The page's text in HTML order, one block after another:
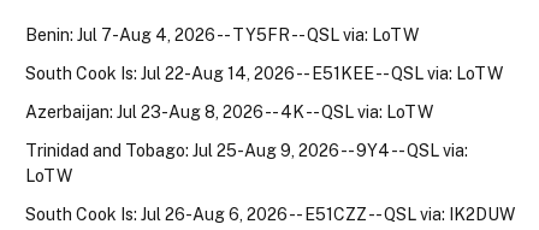
Benin: Jul 7-Aug 4, 2026 -- TY5FR -- QSL via: LoTW
South Cook Is: Jul 22-Aug 14, 2026 -- E51KEE -- QSL via: LoTW
Azerbaijan: Jul 23-Aug 8, 2026 -- 4K -- QSL via: LoTW
Trinidad and Tobago: Jul 25-Aug 9, 2026 -- 9Y4 -- QSL via:
LoTW
South Cook Is: Jul 26-Aug 6, 2026 -- E51CZZ -- QSL via: IK2DUW